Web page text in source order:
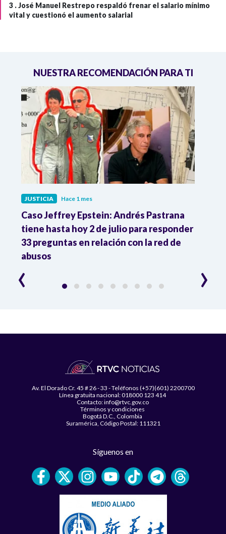
3 .José Manuel Restrepo respaldó frenar el salario mínimo
vital y cuestionó el aumento salarial
NUESTRA RECOMENDACIÓN PARA TI
JUSTICIA Hace 1 mes
Caso Jeffrey Epstein: Andrés Pastrana
tiene hasta hoy 2 de julio para responder
33 preguntas en relación con la red de
abusos
‹ ›
Av. El Dorado Cr. 45 # 26 - 33 - Teléfonos (+57)(601) 2200700
Línea gratuita nacional: 018000 123 414
Contacto: info@rtvc.gov.co
Términos y condiciones
Bogotá D.C., Colombia
Suramérica, Código Postal: 111321
Síguenos en